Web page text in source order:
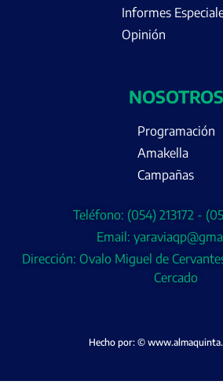
Informes
Opinión
NOSOTROS
Programación
Amakella
Campañas
Teléfono: (054) 213172 -
Email:
Dirección: Ovalo Miguel de
Cercado
Hecho por: ©